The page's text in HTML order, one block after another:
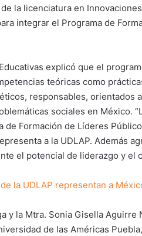
la licenciatura en
integrar el Programa de
explicó que el
teóricas como
responsables, orientados
sociales en México.
de Formación de Líderes
a la UDLAP. Además
el potencial de liderazgo y el
la UDLAP representan a
y la Mtra. Sonia Gisella
de las Américas